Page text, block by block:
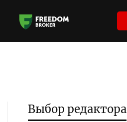
Выбор редактора